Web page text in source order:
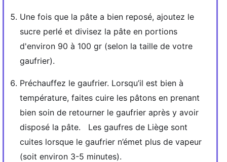
Une fois que la pâte a bien reposé, ajoutez le
sucre perlé et divisez la pâte en portions
d'environ 90 à 100 gr (selon la taille de votre
gaufrier).
Préchauffez le gaufrier. Lorsqu’il est bien à
température, faites cuire les pâtons en prenant
bien soin de retourner le gaufrier après y avoir
disposé la pâte. Les gaufres de Liège sont
cuites lorsque le gaufrier n’émet plus de vapeur
(soit environ 3-5 minutes).